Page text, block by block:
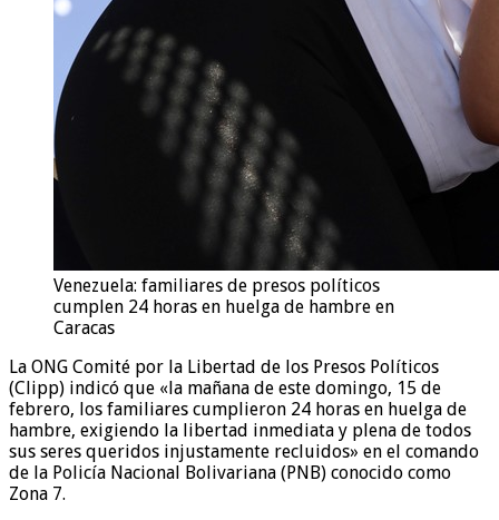
Venezuela: familiares de presos políticos
cumplen 24 horas en huelga de hambre en
Caracas
La ONG Comité por la Libertad de los Presos Políticos
(Clipp) indicó que «la mañana de este domingo, 15 de
febrero, los familiares cumplieron 24 horas en huelga de
hambre, exigiendo la libertad inmediata y plena de todos
sus seres queridos injustamente recluidos» en el comando
de la Policía Nacional Bolivariana (PNB) conocido como
Zona 7.